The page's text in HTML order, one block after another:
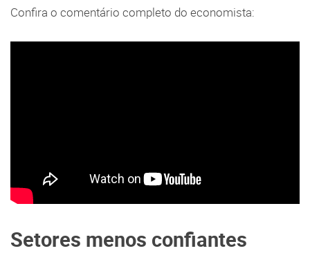
Confira o comentário completo do economista:
Setores menos confiantes